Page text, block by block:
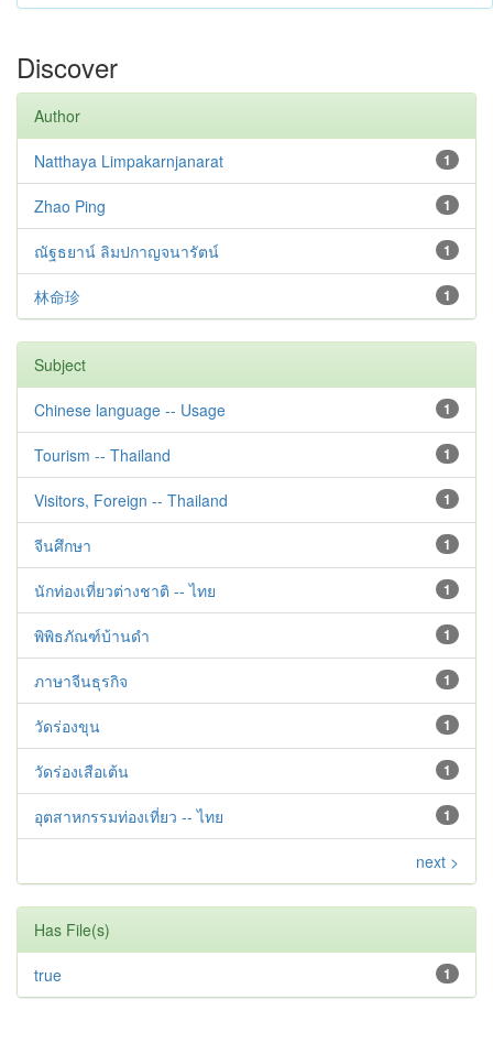
Discover
Author
1
Natthaya Limpakarnjanarat
1
Zhao Ping
1
ณัฐธยาน์ ลิมปกาญจนารัตน์
1
林命珍
Subject
1
Chinese language -- Usage
1
Tourism -- Thailand
1
Visitors, Foreign -- Thailand
1
จีนศึกษา
1
นักท่องเที่ยวต่างชาติ -- ไทย
1
พิพิธภัณฑ์บ้านดำ
1
ภาษาจีนธุรกิจ
1
วัดร่องขุน
1
วัดร่องเสือเต้น
1
อุตสาหกรรมท่องเที่ยว -- ไทย
next >
Has File(s)
1
true